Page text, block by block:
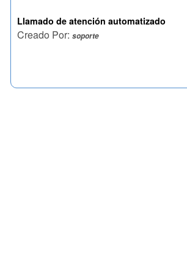
Llamado de atención automatizado
Creado Por:soporte